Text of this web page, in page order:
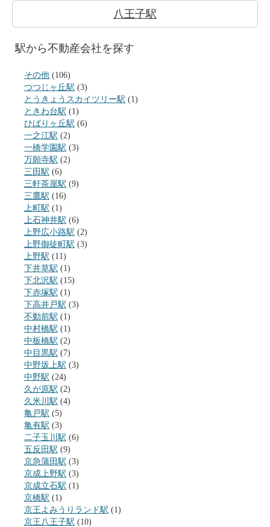
八王子駅
駅から不動産会社を探す
その他 (106)
つつじヶ丘駅 (3)
とうきょうスカイツリー駅 (1)
ときわ台駅 (1)
ひばりヶ丘駅 (6)
一之江駅 (2)
一橋学園駅 (3)
万願寺駅 (2)
三田駅 (6)
三軒茶屋駅 (9)
三鷹駅 (16)
上町駅 (1)
上石神井駅 (6)
上野広小路駅 (2)
上野御徒町駅 (3)
上野駅 (11)
下井草駅 (1)
下北沢駅 (15)
下赤塚駅 (1)
下高井戸駅 (3)
不動前駅 (1)
中村橋駅 (1)
中板橋駅 (2)
中目黒駅 (7)
中野坂上駅 (3)
中野駅 (24)
久が原駅 (2)
久米川駅 (4)
亀戸駅 (5)
亀有駅 (3)
二子玉川駅 (6)
五反田駅 (9)
京急蒲田駅 (3)
京成上野駅 (3)
京成立石駅 (1)
京橋駅 (1)
京王よみうりランド駅 (1)
京王八王子駅 (10)